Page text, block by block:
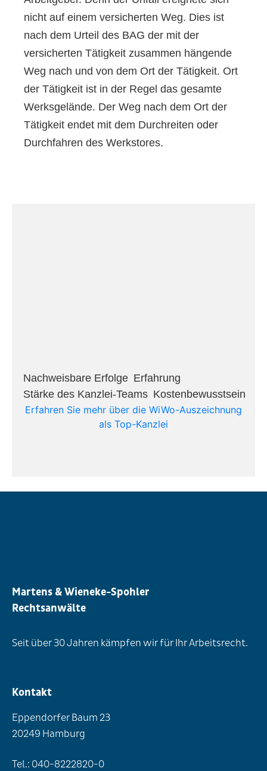
nicht auf einem versicherten Weg. Dies ist
nach dem Urteil des BAG der mit der
versicherten Tätigkeit zusammen hängende
Weg nach und von dem Ort der Tätigkeit. Ort
der Tätigkeit ist in der Regel das gesamte
Werksgelände. Der Weg nach dem Ort der
Tätigkeit endet mit dem Durchreiten oder
Durchfahren des Werkstores.
Nachweisbare Erfolge​ Erfahrung​
Stärke des Kanzlei-Teams​ Kostenbewusstsein​
Erfahren Sie mehr über die WiWo-Auszeichnung
als Top-Kanzlei
Martens & Wieneke-Spohler
Rechtsanwälte
Seit über 30 Jahren kämpfen wir für Ihr Arbeitsrecht.
Kontakt
Eppendorfer Baum 23
20249 Hamburg
Tel.: 040-8222820-0